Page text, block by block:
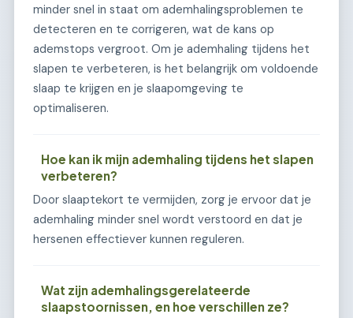
minder snel in staat om ademhalingsproblemen te
detecteren en te corrigeren, wat de kans op
ademstops vergroot. Om je ademhaling tijdens het
slapen te verbeteren, is het belangrijk om voldoende
slaap te krijgen en je slaapomgeving te
optimaliseren.
Hoe kan ik mijn ademhaling tijdens het slapen
verbeteren?
Door slaaptekort te vermijden, zorg je ervoor dat je
ademhaling minder snel wordt verstoord en dat je
hersenen effectiever kunnen reguleren.
Wat zijn ademhalingsgerelateerde
slaapstoornissen, en hoe verschillen ze?